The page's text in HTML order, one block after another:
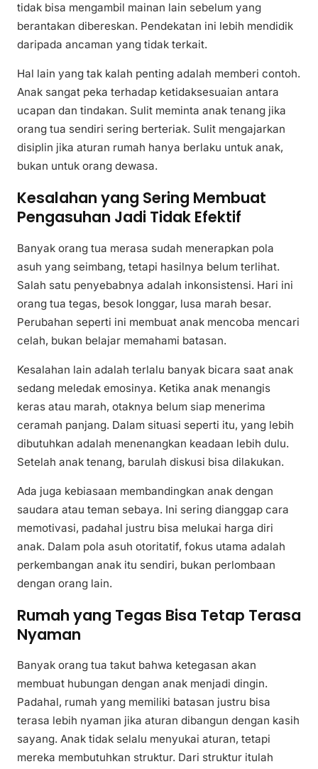
tidak bisa mengambil mainan lain sebelum yang
berantakan dibereskan. Pendekatan ini lebih mendidik
daripada ancaman yang tidak terkait.
Hal lain yang tak kalah penting adalah memberi contoh.
Anak sangat peka terhadap ketidaksesuaian antara
ucapan dan tindakan. Sulit meminta anak tenang jika
orang tua sendiri sering berteriak. Sulit mengajarkan
disiplin jika aturan rumah hanya berlaku untuk anak,
bukan untuk orang dewasa.
Kesalahan yang Sering Membuat
Pengasuhan Jadi Tidak Efektif
Banyak orang tua merasa sudah menerapkan pola
asuh yang seimbang, tetapi hasilnya belum terlihat.
Salah satu penyebabnya adalah inkonsistensi. Hari ini
orang tua tegas, besok longgar, lusa marah besar.
Perubahan seperti ini membuat anak mencoba mencari
celah, bukan belajar memahami batasan.
Kesalahan lain adalah terlalu banyak bicara saat anak
sedang meledak emosinya. Ketika anak menangis
keras atau marah, otaknya belum siap menerima
ceramah panjang. Dalam situasi seperti itu, yang lebih
dibutuhkan adalah menenangkan keadaan lebih dulu.
Setelah anak tenang, barulah diskusi bisa dilakukan.
Ada juga kebiasaan membandingkan anak dengan
saudara atau teman sebaya. Ini sering dianggap cara
memotivasi, padahal justru bisa melukai harga diri
anak. Dalam pola asuh otoritatif, fokus utama adalah
perkembangan anak itu sendiri, bukan perlombaan
dengan orang lain.
Rumah yang Tegas Bisa Tetap Terasa
Nyaman
Banyak orang tua takut bahwa ketegasan akan
membuat hubungan dengan anak menjadi dingin.
Padahal, rumah yang memiliki batasan justru bisa
terasa lebih nyaman jika aturan dibangun dengan kasih
sayang. Anak tidak selalu menyukai aturan, tetapi
mereka membutuhkan struktur. Dari struktur itulah